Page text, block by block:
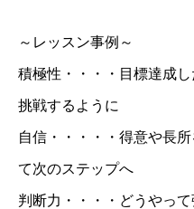
～レッスン事例～
積極性・・・・目標達成
挑戦するように
自信・・・・・得意や長
て次のステップへ
判断力・・・・どうやっ